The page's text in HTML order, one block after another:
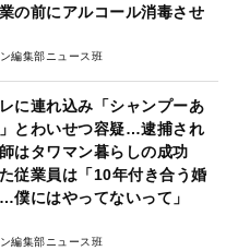
の前にアルコール消毒させ
編集部ニュース班
に連れ込み「シャンプーあ
とわいせつ容疑…逮捕され
はタワマン暮らしの成功
従業員は「10年付き合う婚
僕にはやってないって」
編集部ニュース班